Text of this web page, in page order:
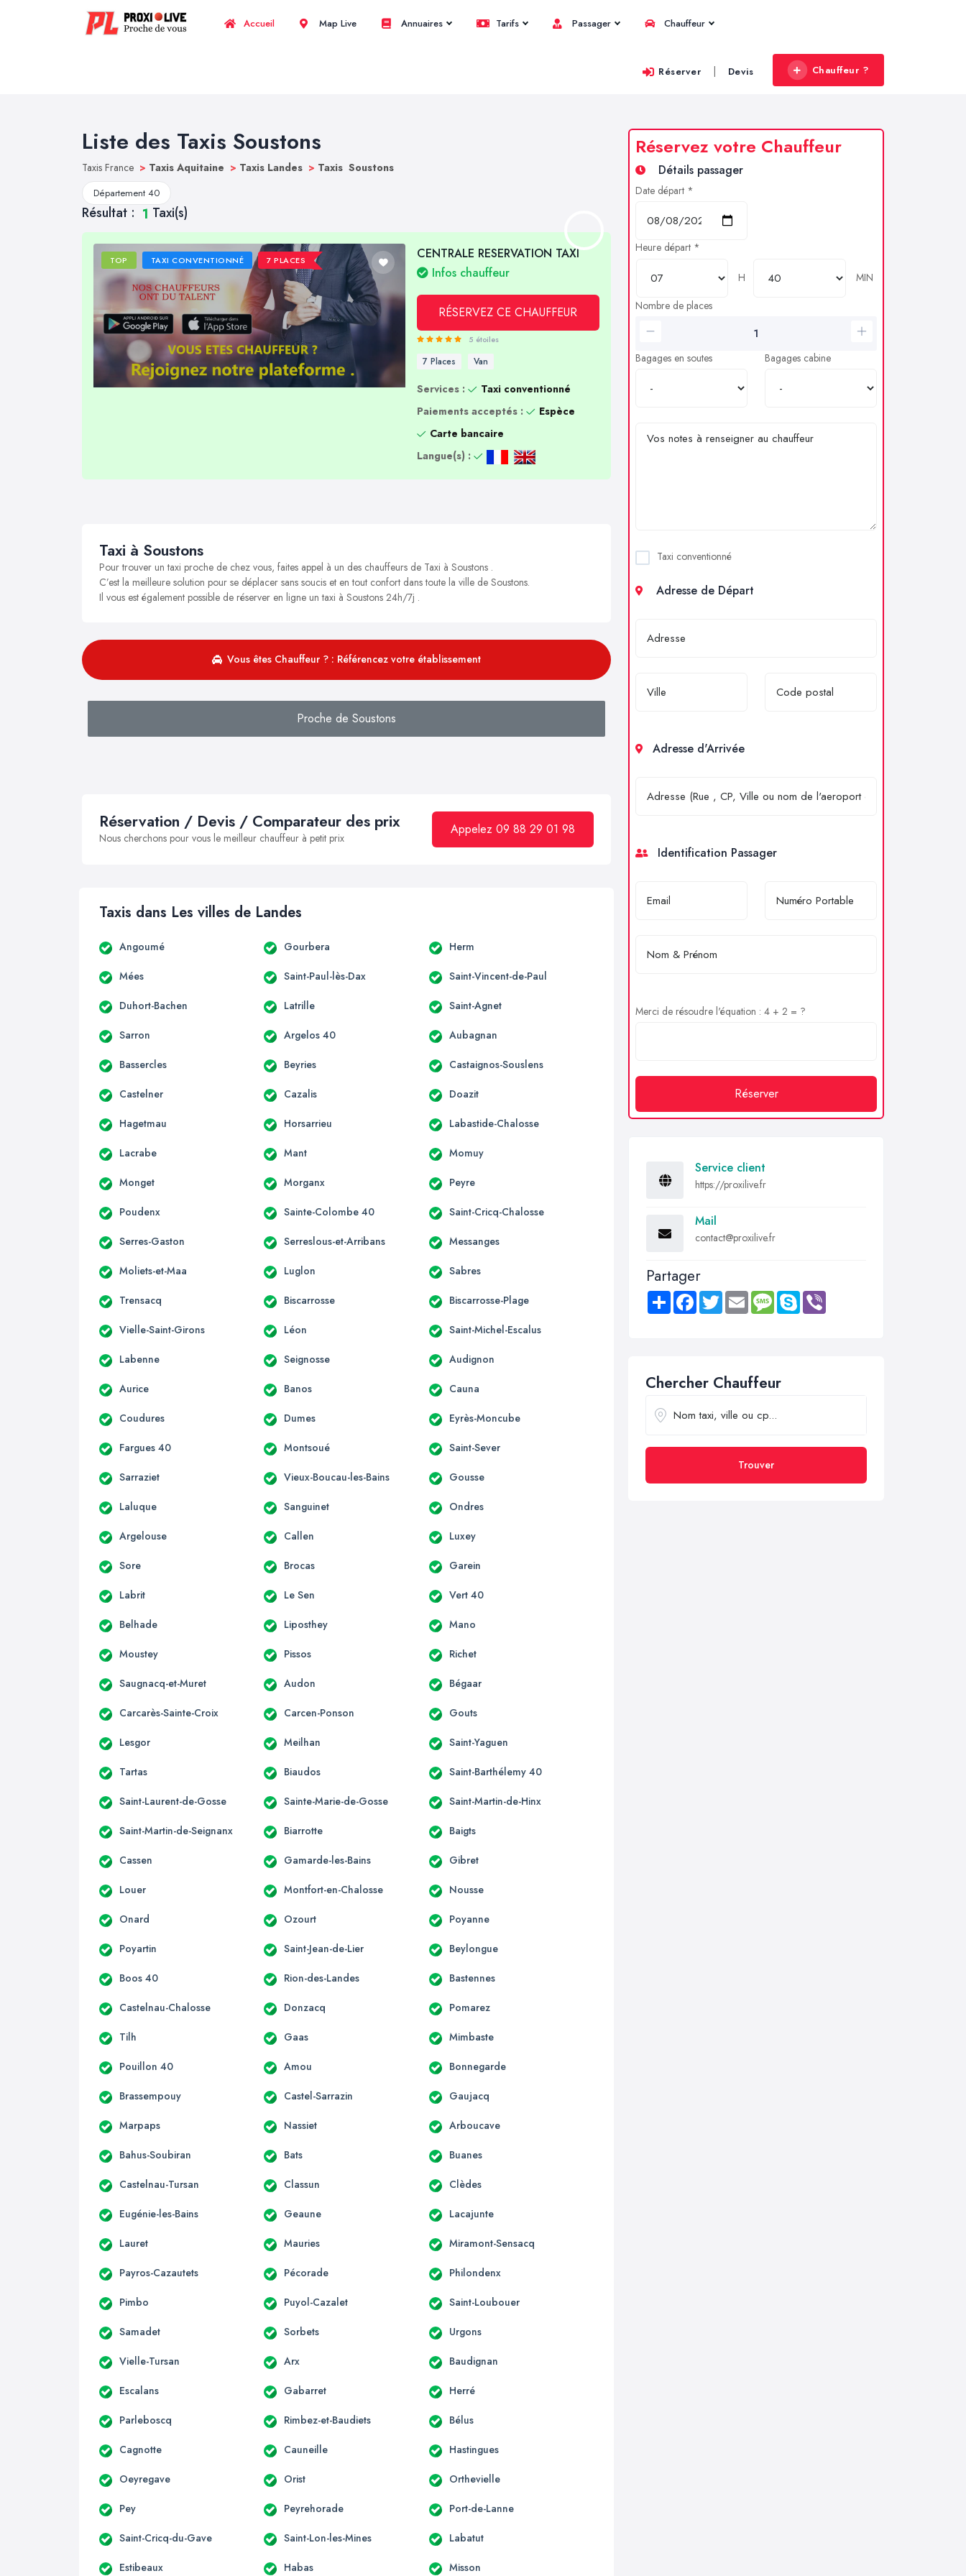
Accueil Map Live Annuaires Tarifs Passager Chauffeur
Réserver | Devis Chauffeur ?
Liste des Taxis Soustons
Taxis France > Taxis Aquitaine > Taxis Landes > Taxis Soustons
Département 40
Résultat : 1 Taxi(s)
TOP TAXI CONVENTIONNÉ 7 PLACES
CENTRALE RESERVATION TAXI
Infos chauffeur
RÉSERVEZ CE CHAUFFEUR
5 étoiles
7 Places Van
Services :
Taxi conventionné
Paiements acceptés :
Espèce
Carte bancaire
Langue(s) :
Taxi à Soustons
Pour trouver un taxi proche de chez vous, faites appel à un des chauffeurs de Taxi à Soustons .
C’est la meilleure solution pour se déplacer sans soucis et en tout confort dans toute la ville de Soustons.
Il vous est également possible de réserver en ligne un taxi à Soustons 24h/7j .
Vous êtes Chauffeur ? : Référencez votre établissement
Proche de Soustons
Réservation / Devis / Comparateur des prix
Nous cherchons pour vous le meilleur chauffeur à petit prix
Appelez 09 88 29 01 98
Taxis dans Les villes de Landes
Angoumé Gourbera Herm
Mées Saint-Paul-lès-Dax Saint-Vincent-de-Paul
Duhort-Bachen Latrille Saint-Agnet
Sarron Argelos 40 Aubagnan
Bassercles Beyries Castaignos-Souslens
Castelner Cazalis Doazit
Hagetmau Horsarrieu Labastide-Chalosse
Lacrabe Mant Momuy
Monget Morganx Peyre
Poudenx Sainte-Colombe 40 Saint-Cricq-Chalosse
Serres-Gaston Serreslous-et-Arribans Messanges
Moliets-et-Maa Luglon Sabres
Trensacq Biscarrosse Biscarrosse-Plage
Vielle-Saint-Girons Léon Saint-Michel-Escalus
Labenne Seignosse Audignon
Aurice Banos Cauna
Coudures Dumes Eyrès-Moncube
Fargues 40 Montsoué Saint-Sever
Sarraziet Vieux-Boucau-les-Bains Gousse
Laluque Sanguinet Ondres
Argelouse Callen Luxey
Sore Brocas Garein
Labrit Le Sen Vert 40
Belhade Liposthey Mano
Moustey Pissos Richet
Saugnacq-et-Muret Audon Bégaar
Carcarès-Sainte-Croix Carcen-Ponson Gouts
Lesgor Meilhan Saint-Yaguen
Tartas Biaudos Saint-Barthélemy 40
Saint-Laurent-de-Gosse Sainte-Marie-de-Gosse Saint-Martin-de-Hinx
Saint-Martin-de-Seignanx Biarrotte Baigts
Cassen Gamarde-les-Bains Gibret
Louer Montfort-en-Chalosse Nousse
Onard Ozourt Poyanne
Poyartin Saint-Jean-de-Lier Beylongue
Boos 40 Rion-des-Landes Bastennes
Castelnau-Chalosse Donzacq Pomarez
Tilh Gaas Mimbaste
Pouillon 40 Amou Bonnegarde
Brassempouy Castel-Sarrazin Gaujacq
Marpaps Nassiet Arboucave
Bahus-Soubiran Bats Buanes
Castelnau-Tursan Classun Clèdes
Eugénie-les-Bains Geaune Lacajunte
Lauret Mauries Miramont-Sensacq
Payros-Cazautets Pécorade Philondenx
Pimbo Puyol-Cazalet Saint-Loubouer
Samadet Sorbets Urgons
Vielle-Tursan Arx Baudignan
Escalans Gabarret Herré
Parleboscq Rimbez-et-Baudiets Bélus
Cagnotte Cauneille Hastingues
Oeyregave Orist Orthevielle
Pey Peyrehorade Port-de-Lanne
Saint-Cricq-du-Gave Saint-Lon-les-Mines Labatut
Estibeaux Habas Misson
Réservez votre Chauffeur
Détails passager
Date départ *
Heure départ *
H
MIN
Nombre de places
Bagages en soutes Bagages cabine
Taxi conventionné
Adresse de Départ
Adresse d'Arrivée
Identification Passager
Merci de résoudre l'équation : 4 + 2 = ?
Réserver
Service client
https://proxilive.fr
Mail
contact@proxilive.fr
Partager
Share FacebookTwitter Email MessageSkype
Chercher Chauffeur
Trouver